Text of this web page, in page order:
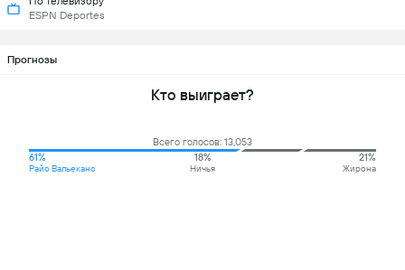
ESPN Deportes
Прогнозы
Кто выиграет?
Всего голосов: 13,053
61%
Райо Вальекано
18%
Ничья
21%
Жирона